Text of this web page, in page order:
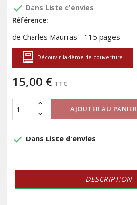
done Dans Liste d'envies
Référence:
de Charles Maurras - 115 pages
Découvir la 4ème de couverture
15,00 € TTC
AJOUTER AU PANIER
done Dans Liste d'envies
DESCRIPTION